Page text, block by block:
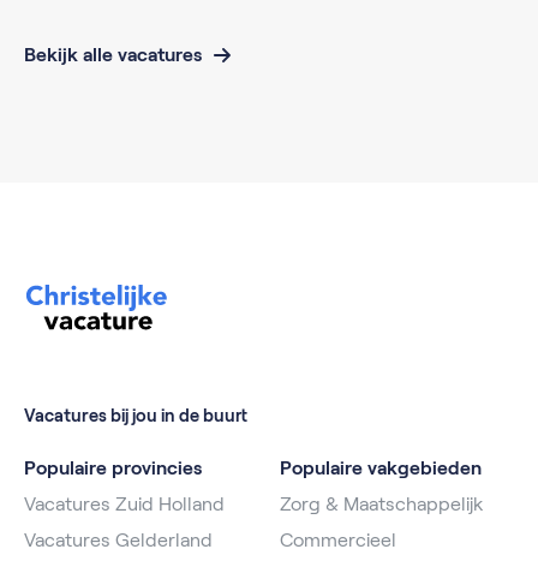
Bekijk alle vacatures
Vacatures bij jou in de buurt
Populaire provincies
Vacatures Zuid Holland
Vacatures Gelderland
Populaire vakgebieden
Zorg & Maatschappelijk
Commercieel